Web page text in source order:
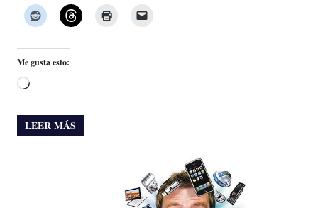
Me gusta esto:
Cargando...
LEER MÁS